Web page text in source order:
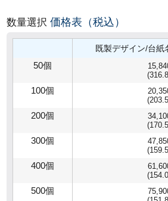
数量選択価格表（税込）
既製デザイン/台紙
50個
100個
200個
300個
400個
500個